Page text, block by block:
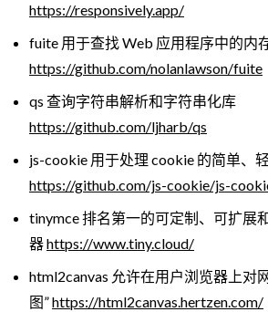
https://responsively.app/
fuite 用于查找 Web 应用程序中的内
https://github.com/nolanlawson/fuite
qs 查询字符串解析和字符串化库
https://github.com/ljharb/qs
js-cookie 用于处理 cookie 的简单、
https://github.com/js-cookie/js-
tinymce 排名第一的可定制、可扩展
器https://www.tiny.cloud/
html2canvas 允许在用户浏览器上对
图”https://html2canvas.hertzen.com/